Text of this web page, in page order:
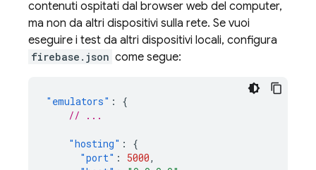
contenuti ospitati dal browser web del computer,
ma non da altri dispositivi sulla rete. Se vuoi
eseguire i test da altri dispositivi locali, configura
firebase.json come segue:
"emulators" :
{
// ...
"hosting" :
{
"port" : 5000,